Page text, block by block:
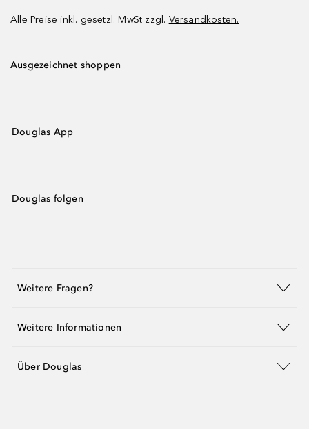
Alle Preise inkl. gesetzl. MwSt zzgl. Versandkosten.
Ausgezeichnet shoppen
Douglas App
Douglas folgen
Weitere Fragen?
Weitere Informationen
Über Douglas